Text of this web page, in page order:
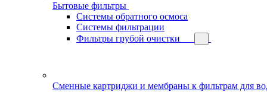
Бытовые фильтры
Системы обратного осмоса
Системы фильтрации
Фильтры грубой очистки
Сменные картриджи и мембраны к фильтрам для